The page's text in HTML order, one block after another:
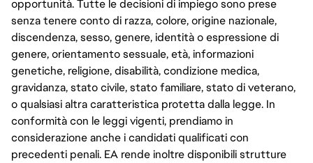
opportunità. Tutte le decisioni di impiego sono prese
senza tenere conto di razza, colore, origine nazionale,
discendenza, sesso, genere, identità o espressione di
genere, orientamento sessuale, età, informazioni
genetiche, religione, disabilità, condizione medica,
gravidanza, stato civile, stato familiare, stato di veterano,
o qualsiasi altra caratteristica protetta dalla legge. In
conformità con le leggi vigenti, prendiamo in
considerazione anche i candidati qualificati con
precedenti penali. EA rende inoltre disponibili strutture